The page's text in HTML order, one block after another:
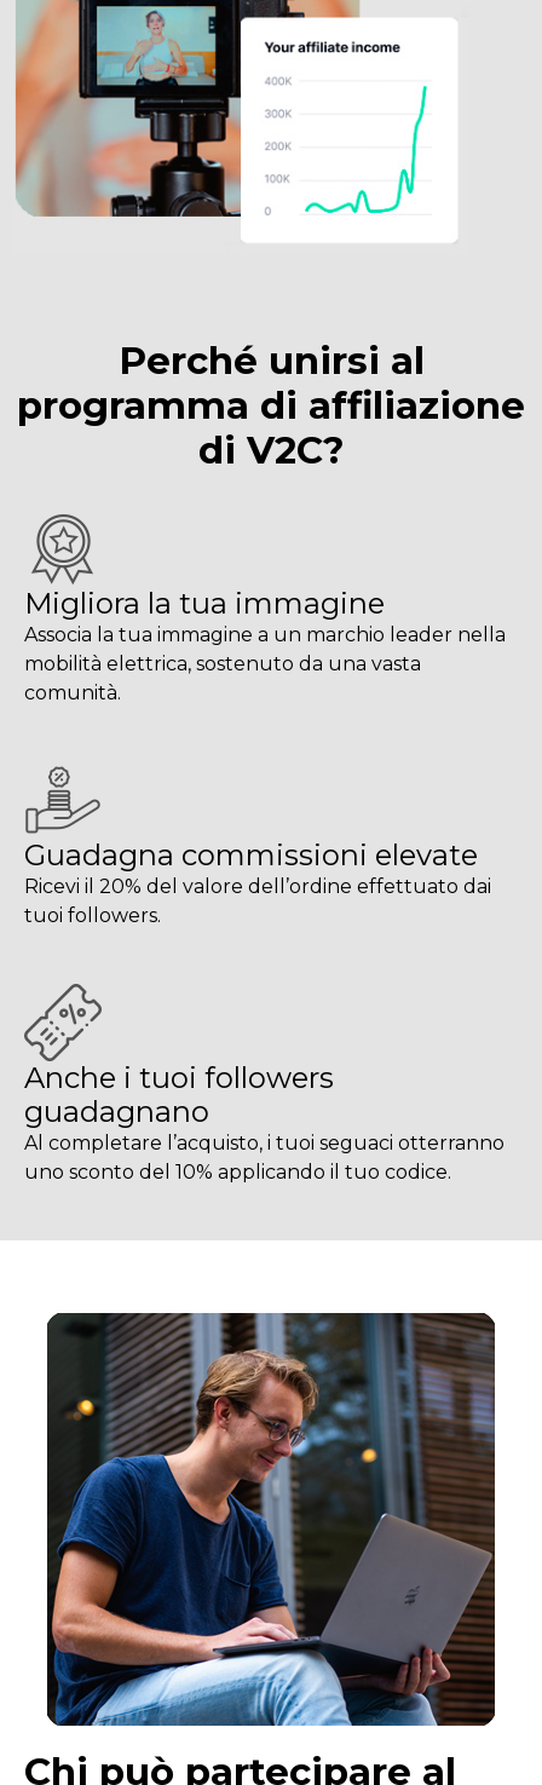
Perché unirsi al
programma di affiliazione
di V2C?
Migliora la tua immagine
Associa la tua immagine a un marchio leader nella
mobilità elettrica, sostenuto da una vasta
comunità.
Guadagna commissioni elevate
Ricevi il 20% del valore dell’ordine effettuato dai
tuoi followers.
Anche i tuoi followers
guadagnano
Al completare l’acquisto, i tuoi seguaci otterranno
uno sconto del 10% applicando il tuo codice.
Chi può partecipare al